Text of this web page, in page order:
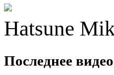
Hatsune
Последнее